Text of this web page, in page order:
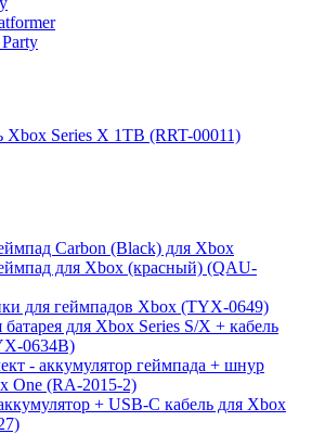
Xbox Series X 1TB (RRT-00011)
Carbon (Black) для Xbox
для Xbox (красный) (QAU-
для геймпадов Xbox (TYX-0649)
для Xbox Series S/X + кабель
0634B)
- аккумулятор геймпада + шнур
One (RA-2015-2)
+ USB-C кабель для Xbox